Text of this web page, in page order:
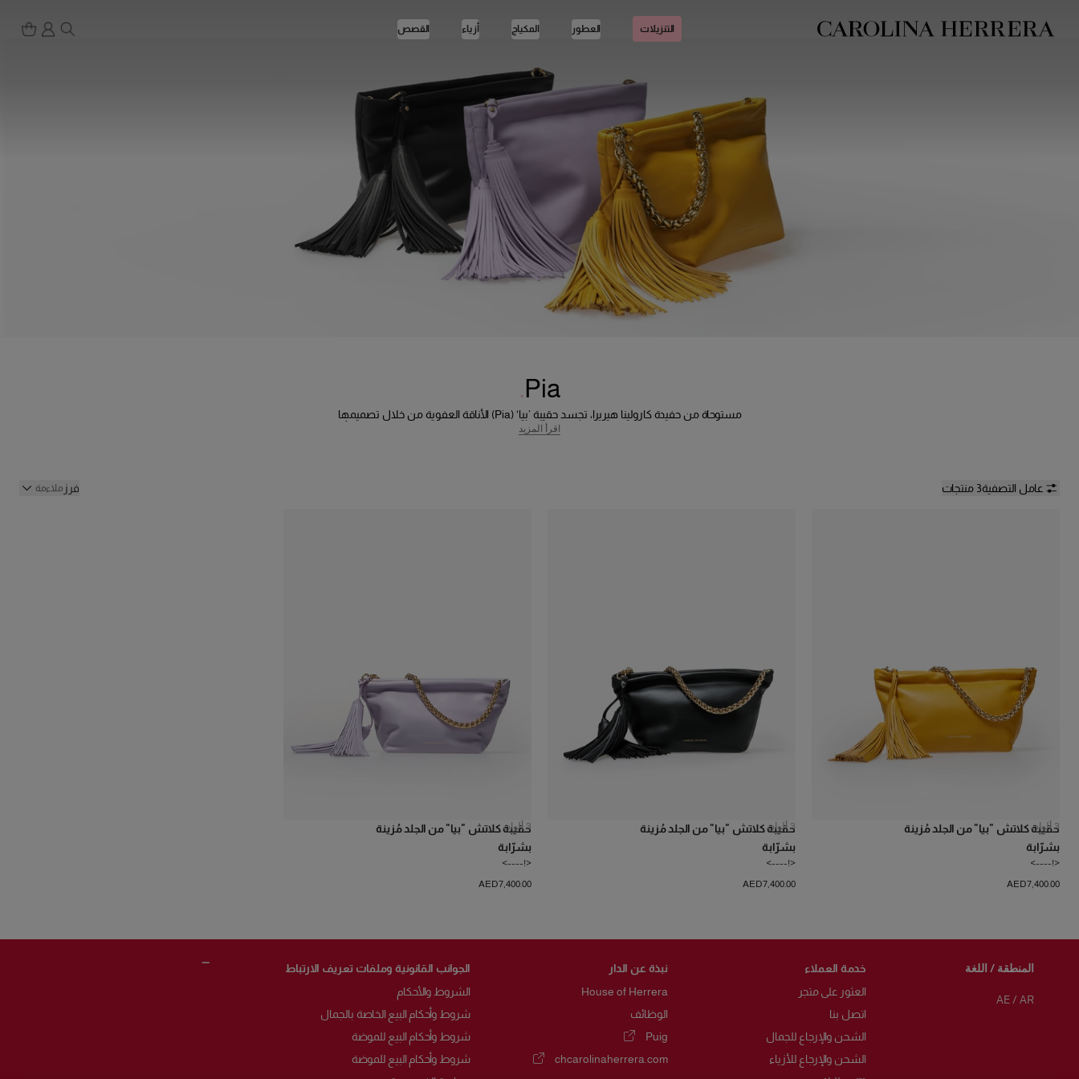
بيان إمكانية الوصول (الرابط)
التنزيلات العطور المكياج أزياء القصص
Pia
مستوحاة من حفيدة كارولينا هيريرا، تجسد حقيبة ’بيا‘ (Pia) الأناقة العفوية من خلال تصميمها
الانسيابي وتفاصيل الـ ’تاسل‘ (tassel) المرحة. صُممت لتنتقل بسلاسة من إطلالات النهار إلى أناقة
اقرأ المزيد
عامل التصفية3 منتجات فرز ملاءمة
حقيبة كلاتش "بيا" من الجلد مُزينة
بشرّابة
<!---->
3 ألوان
AED‌7,400.00
حقيبة كلاتش "بيا" من الجلد مُزينة
بشرّابة
<!---->
3 ألوان
AED‌7,400.00
حقيبة كلاتش "بيا" من الجلد مُزينة
بشرّابة
<!---->
3 ألوان
AED‌7,400.00
المنطقة / اللغة
AE/ AR
خدمة العملاء
العثور على متجر
اتصل بنا
الشحن والإرجاع للجمال
الشحن والإرجاع للأزياء
نبذة عن الدار
House of Herrera
الوظائف
Puig
(يفتح في نافذة جديدة)
chcarolinaherrera.com
(يفتح في نافذة جديدة)
الجوانب القانونية وملفات تعريف الارتباط
الشروط والأحكام
شروط وأحكام البيع الخاصة بالجمال
شروط وأحكام البيع للموضة
شروط وأحكام البيع للموضة